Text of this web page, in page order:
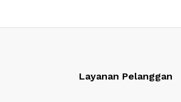
Layanan Pelanggan